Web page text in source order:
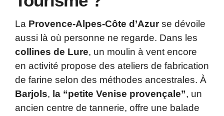
La Provence-Alpes-Côte d’Azurse dévoile
aussi là où personne ne regarde. Dans les
collines de Lure, un moulin à vent encore
en activité propose des ateliers de fabrication
de farine selon des méthodes ancestrales. À
Barjols, la “petite Venise provençale”, un
ancien centre de tannerie, offre une balade